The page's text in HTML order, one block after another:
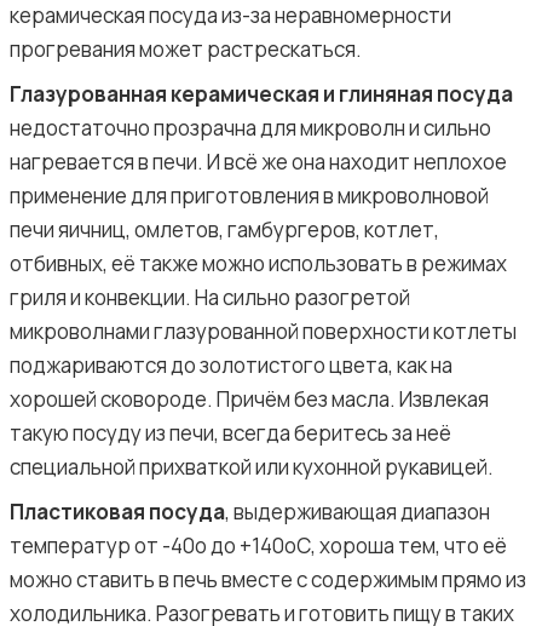
керамическая посуда из-за неравномерности
прогревания может растрескаться.
Глазурованная керамическая и глиняная посуда
недостаточно прозрачна для микроволн и сильно
нагревается в печи. И всё же она находит неплохое
применение для приготовления в микроволновой
печи яичниц, омлетов, гамбургеров, котлет,
отбивных, её также можно использовать в режимах
гриля и конвекции. На сильно разогретой
микроволнами глазурованной поверхности котлеты
поджариваются до золотистого цвета, как на
хорошей сковороде. Причём без масла. Извлекая
такую посуду из печи, всегда беритесь за неё
специальной прихваткой или кухонной рукавицей.
Пластиковая посуда, выдерживающая диапазон
температур от -40о до +140оС, хороша тем, что её
можно ставить в печь вместе с содержимым прямо из
холодильника. Разогревать и готовить пищу в таких